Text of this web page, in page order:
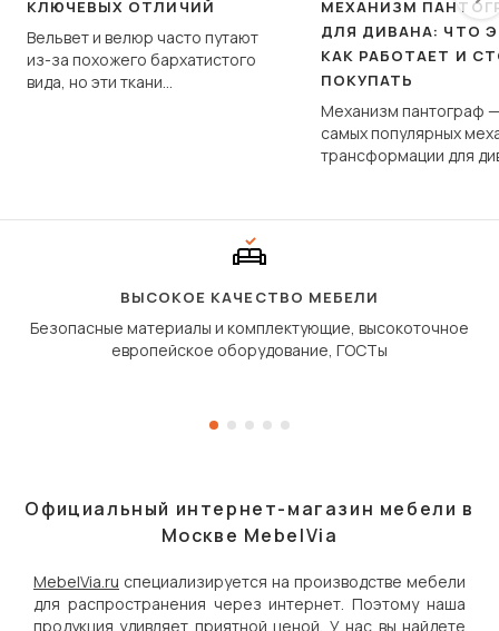
КЛЮЧЕВЫХ ОТЛИЧИЙ
Вельвет и велюр часто путают
из-за похожего бархатистого
вида, но эти ткани
МЕХАНИЗМ
ДЛЯ ДИВАНА: ЧТО
КАК РАБОТАЕТ И
ПОКУПАТЬ
Механизм пантограф
самых популярных
трансформации для
сиденье не
дугообразной
ВЫСОКОЕ КАЧЕСТВО МЕБЕЛИ
Безопасные материалы и комплектующие, высокоточное
европейское оборудование, ГОСТы
Официальный интернет-магазин мебели в
Москве MebelVia
MebelVia.ru специализируется на производстве мебели
для распространения через интернет. Поэтому наша
продукция удивляет приятной ценой. У нас вы найдете